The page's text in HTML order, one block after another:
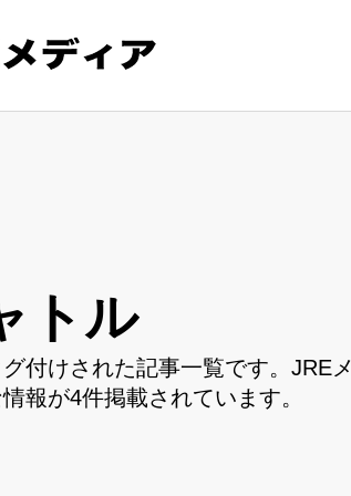
トル
付けされた記事一覧です。JRE
報が4件掲載されています。